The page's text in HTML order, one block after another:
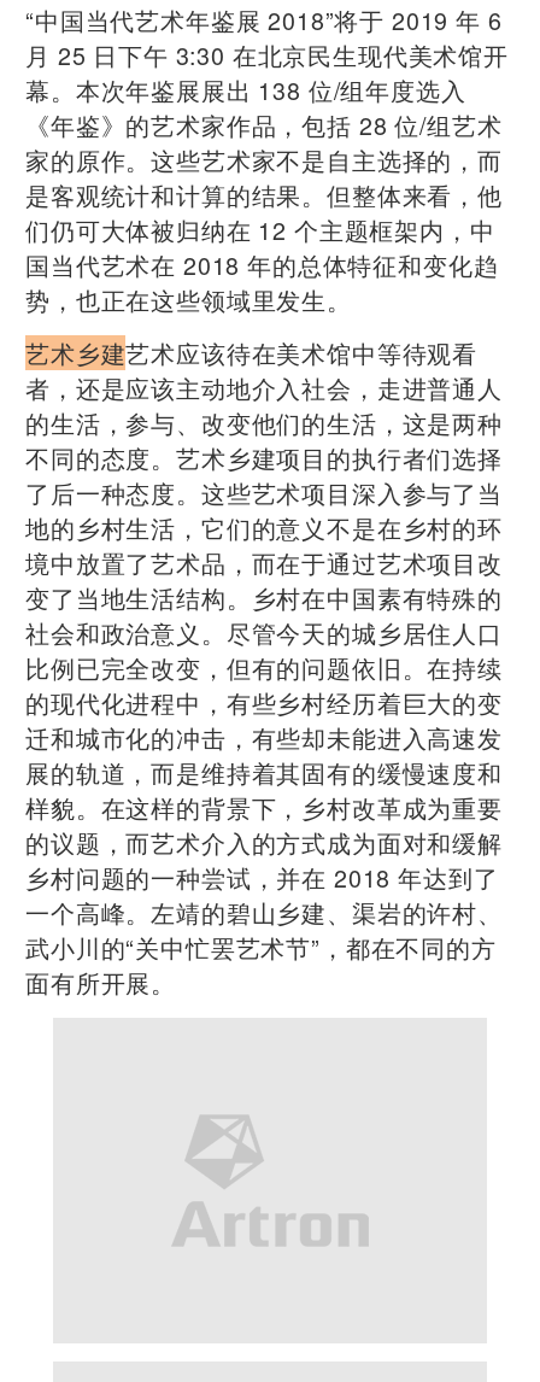
“中国当代艺术年鉴展 2018”将于 2019 年 6
月 25 日下午 3:30 在北京民生现代美术馆开
幕。本次年鉴展展出 138 位/组年度选入
《年鉴》的艺术家作品，包括 28 位/组艺术
家的原作。这些艺术家不是自主选择的，而
是客观统计和计算的结果。但整体来看，他
们仍可大体被归纳在 12 个主题框架内，中
国当代艺术在 2018 年的总体特征和变化趋
势，也正在这些领域里发生。
艺术乡建艺术应该待在美术馆中等待观看
者，还是应该主动地介入社会，走进普通人
的生活，参与、改变他们的生活，这是两种
不同的态度。艺术乡建项目的执行者们选择
了后一种态度。这些艺术项目深入参与了当
地的乡村生活，它们的意义不是在乡村的环
境中放置了艺术品，而在于通过艺术项目改
变了当地生活结构。乡村在中国素有特殊的
社会和政治意义。尽管今天的城乡居住人口
比例已完全改变，但有的问题依旧。在持续
的现代化进程中，有些乡村经历着巨大的变
迁和城市化的冲击，有些却未能进入高速发
展的轨道，而是维持着其固有的缓慢速度和
样貌。在这样的背景下，乡村改革成为重要
的议题，而艺术介入的方式成为面对和缓解
乡村问题的一种尝试，并在 2018 年达到了
一个高峰。左靖的碧山乡建、渠岩的许村、
武小川的“关中忙罢艺术节”，都在不同的方
面有所开展。